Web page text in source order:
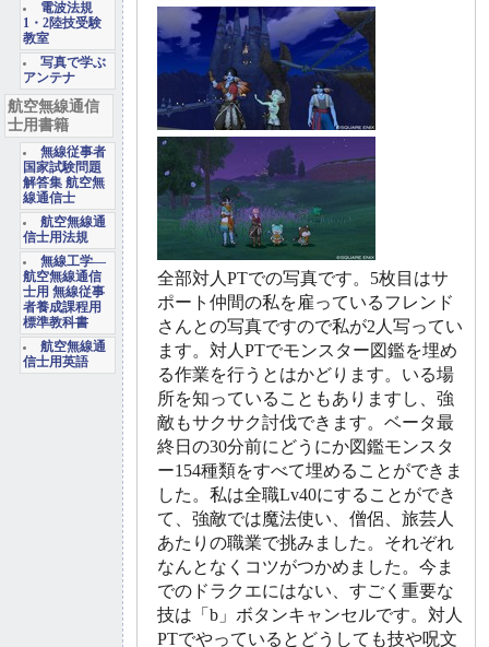
全部対人PTでの写真です。5枚目はサ
ポート仲間の私を雇っているフレンド
さんとの写真ですので私が2人写ってい
ます。対人PTでモンスター図鑑を埋め
る作業を行うとはかどります。いる場
所を知っていることもありますし、強
敵もサクサク討伐できます。ベータ最
終日の30分前にどうにか図鑑モンスタ
ー154種類をすべて埋めることができま
した。私は全職Lv40にすることができ
て、強敵では魔法使い、僧侶、旅芸人
あたりの職業で挑みました。それぞれ
なんとなくコツがつかめました。今ま
でのドラクエにはない、すごく重要な
技は「b」ボタンキャンセルです。対人
PTでやっているとどうしても技や呪文
電波法規
1・2陸技受験
教室
写真で学ぶ
アンテナ
航空無線通信
士用書籍
無線従事者
国家試験問題
解答集 航空無
線通信士
航空無線通
信士用法規
無線工学―
航空無線通信
士用 無線従事
者養成課程用
標準教科書
航空無線通
信士用英語